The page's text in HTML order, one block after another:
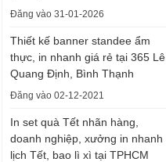
Đăng vào 31-01-2026
Thiết kế banner standee ẩm
thực, in nhanh giá rẻ tại 365 Lê
Quang Định, Bình Thạnh
Đăng vào 02-12-2021
In set quà Tết nhãn hàng,
doanh nghiệp, xưởng in nhanh
lịch Tết, bao lì xì tại TPHCM